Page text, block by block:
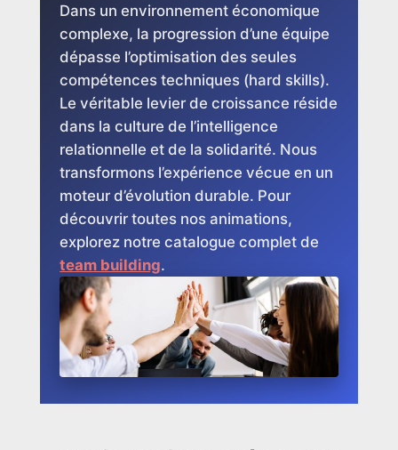
Dans un environnement économique
complexe, la progression d’une équipe
dépasse l’optimisation des seules
compétences techniques (hard skills).
Le véritable levier de croissance réside
dans la culture de l’intelligence
relationnelle et de la solidarité. Nous
transformons l’expérience vécue en un
moteur d’évolution durable. Pour
découvrir toutes nos animations,
explorez notre catalogue complet de
team building.